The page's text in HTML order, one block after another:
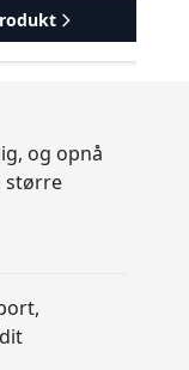
og opnå
større